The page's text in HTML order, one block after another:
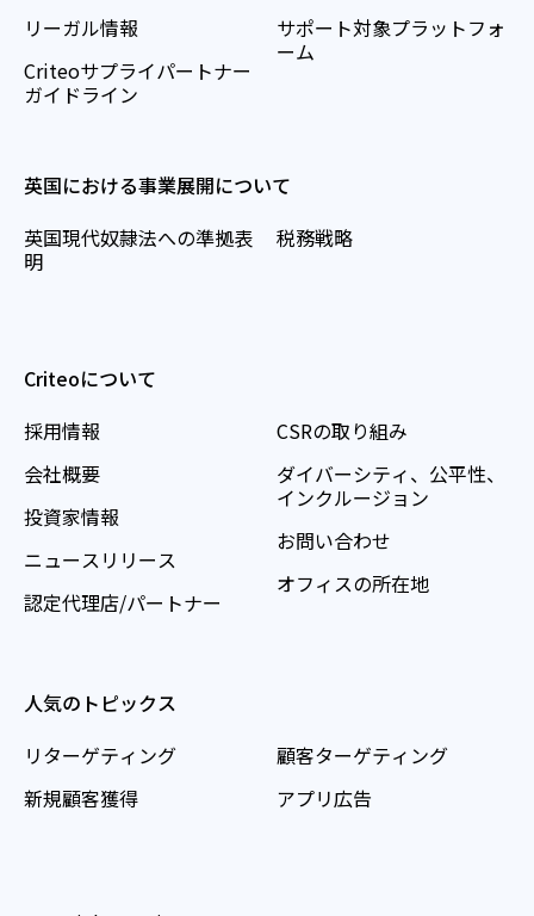
リーガル情報
Criteoサプライパートナー
ガイドライン
サポート対象プラットフォ
ーム
英国における事業展開について
英国現代奴隷法への準拠表
明
税務戦略
Criteoについて
採用情報
会社概要
投資家情報
ニュースリリース
認定代理店/パートナー
CSRの取り組み
ダイバーシティ、公平性、
インクルージョン
お問い合わせ
オフィスの所在地
人気のトピックス
リターゲティング
新規顧客獲得
顧客ターゲティング
アプリ広告